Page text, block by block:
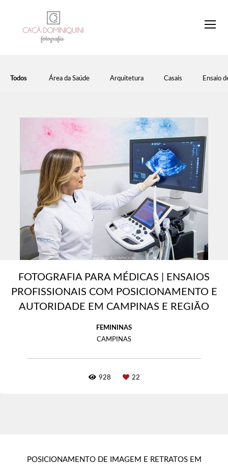
Todos Área da Saúde Arquitetura Casais Ensaio
FOTOGRAFIA PARA MÉDICAS | ENSAIOS
PROFISSIONAIS COM POSICIONAMENTO E
AUTORIDADE EM CAMPINAS E REGIÃO
FEMININAS
CAMPINAS
928 22
POSICIONAMENTO DE IMAGEM E RETRATOS EM